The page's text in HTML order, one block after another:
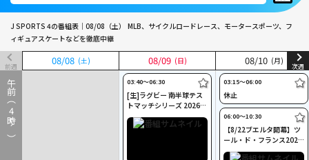
J SPORTS 4の番組表｜08/08（土）
MLB、サイクルロードレース、モータースポーツ、フ
ィギュアスケートなどを徹底中継
08/08 (土) 08/09 (日) 08/10 (月)
前週 次週
午前（
4
時～）
08/08 (土) 08/09 (日) 08/10 (月)
03:40〜06:30
[生]ラグビー 南半球テス
トマッチシリーズ 2026
アルゼンチン×南アフリ
カ(8/8)
03:15〜06:00
休止
06:00〜10:30
【8/22ブエルタ開幕】ツ
ール・ド・フランス2026
第14ステージ Cycle*